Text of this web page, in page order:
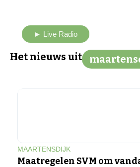
► Live Radio
Het nieuws uit
MAARTENSDIJK
Maatregelen SVM om